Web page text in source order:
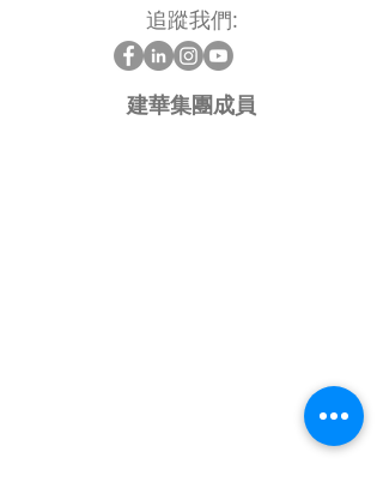
追蹤我們:
建華集團成員